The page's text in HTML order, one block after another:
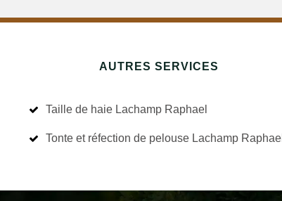
AUTRES SERVICES
Taille de haie Lachamp Raphael
Tonte et réfection de pelouse Lachamp Raphael